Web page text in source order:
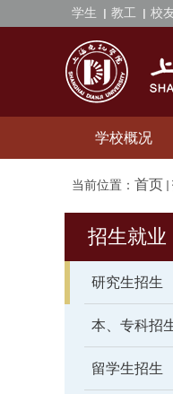
学生 教工 校
学校概况
当前位置： 首页
招生就业
研究生招生
本、专科招
留学生招生